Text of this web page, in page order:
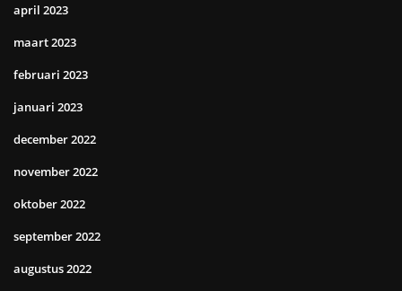
april 2023
maart 2023
februari 2023
januari 2023
december 2022
november 2022
oktober 2022
september 2022
augustus 2022